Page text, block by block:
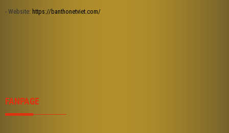
- Website: https://banthonetviet.com/
FANPAGE